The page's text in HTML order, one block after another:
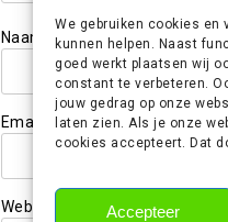
We gebruiken cookies en
kunnen helpen. Naast
goed werkt plaatsen wij
constant te verbeteren.
jouw gedrag op onze
laten zien. Als je onze
cookies accepteert. Dat
Accepteer
Naam *
Email
Website